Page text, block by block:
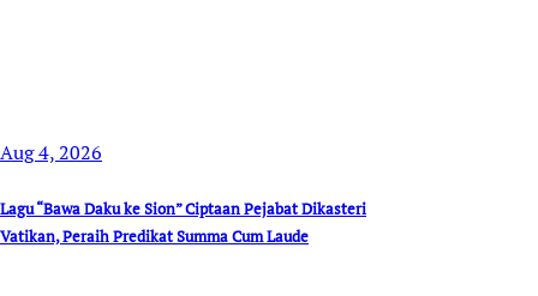
Aug 4, 2026
Lagu “Bawa Daku ke Sion” Ciptaan Pejabat Dikasteri
Vatikan, Peraih Predikat Summa Cum Laude